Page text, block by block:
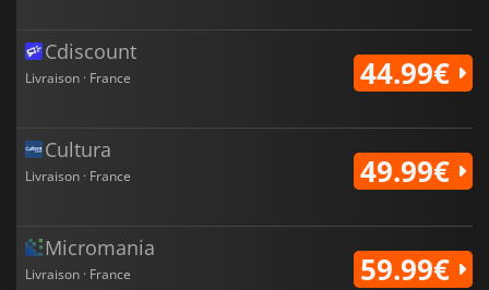
Cdiscount
Livraison · France 44.99€
Cultura
Livraison · France 49.99€
Micromania
Livraison · France 59.99€